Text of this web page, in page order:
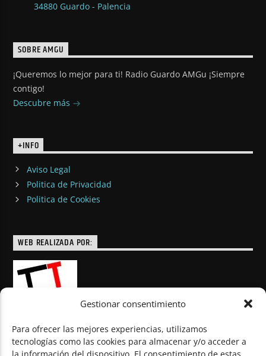
Gestionar consentimiento
Para ofrecer las mejores experiencias, utilizamos
tecnologías como las cookies para almacenar y/o acceder a
34880 Guardo - Palencia
SOBRE AMGU
¡Queremos lo mejor para ti! Radio Guardo AMGu ¡Siempre
contigo!
Descubre más
+INFO
Aviso Legal
Politica de Privacidad
Politica de Cookies
WEB REALIZADA POR: